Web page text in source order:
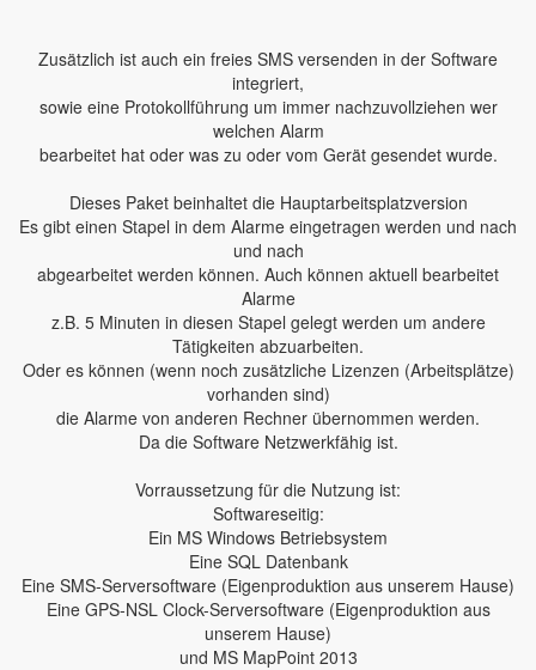
Zusätzlich ist auch ein freies SMS versenden in der Software
integriert,
sowie eine Protokollführung um immer nachzuvollziehen wer
welchen Alarm
bearbeitet hat oder was zu oder vom Gerät gesendet wurde.
Dieses Paket beinhaltet die Hauptarbeitsplatzversion
Es gibt einen Stapel in dem Alarme eingetragen werden und nach
und nach
abgearbeitet werden können. Auch können aktuell bearbeitet
Alarme
z.B. 5 Minuten in diesen Stapel gelegt werden um andere
Tätigkeiten abzuarbeiten.
Oder es können (wenn noch zusätzliche Lizenzen (Arbeitsplätze)
vorhanden sind)
die Alarme von anderen Rechner übernommen werden.
Da die Software Netzwerkfähig ist.
Vorraussetzung für die Nutzung ist:
Softwareseitig:
Ein MS Windows Betriebsystem
Eine SQL Datenbank
Eine SMS-Serversoftware (Eigenproduktion aus unserem Hause)
Eine GPS-NSL Clock-Serversoftware (Eigenproduktion aus
unserem Hause)
und MS MapPoint 2013